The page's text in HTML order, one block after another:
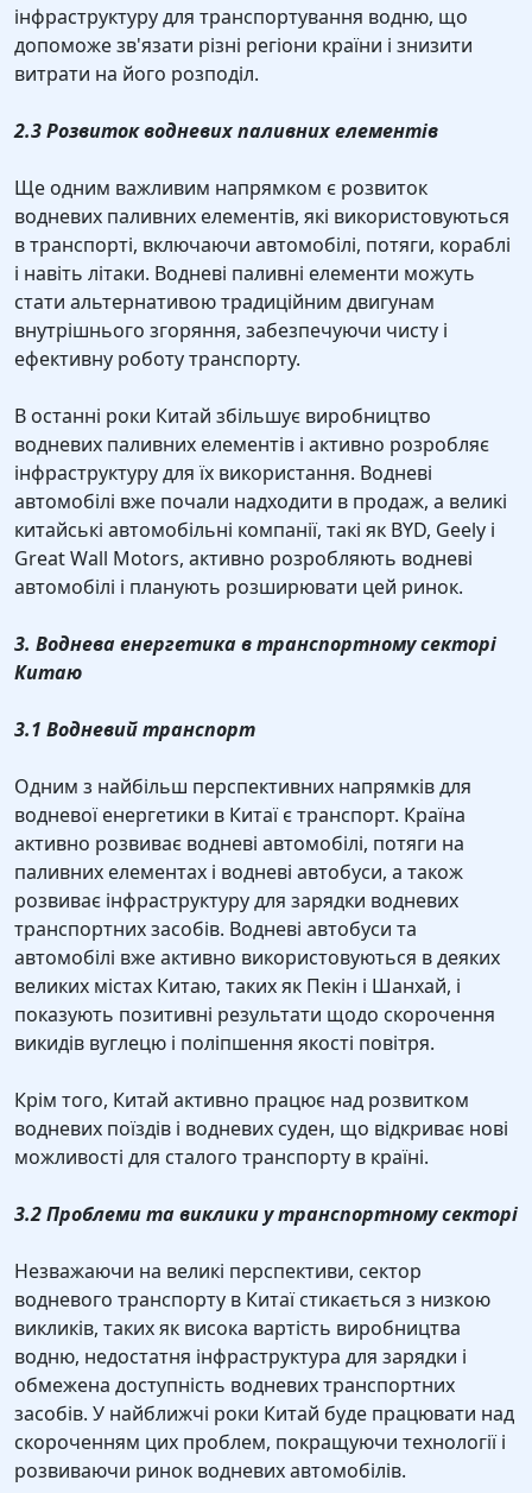
інфраструктуру для транспортування водню, що
допоможе зв'язати різні регіони країни і знизити
витрати на його розподіл.
2.3 Розвиток водневих паливних елементів
Ще одним важливим напрямком є розвиток
водневих паливних елементів, які використовуються
в транспорті, включаючи автомобілі, потяги, кораблі
і навіть літаки. Водневі паливні елементи можуть
стати альтернативою традиційним двигунам
внутрішнього згоряння, забезпечуючи чисту і
ефективну роботу транспорту.
В останні роки Китай збільшує виробництво
водневих паливних елементів і активно розробляє
інфраструктуру для їх використання. Водневі
автомобілі вже почали надходити в продаж, а великі
китайські автомобільні компанії, такі як BYD, Geely і
Great Wall Motors, активно розробляють водневі
автомобілі і планують розширювати цей ринок.
3. Воднева енергетика в транспортному секторі
Китаю
3.1 Водневий транспорт
Одним з найбільш перспективних напрямків для
водневої енергетики в Китаї є транспорт. Країна
активно розвиває водневі автомобілі, потяги на
паливних елементах і водневі автобуси, а також
розвиває інфраструктуру для зарядки водневих
транспортних засобів. Водневі автобуси та
автомобілі вже активно використовуються в деяких
великих містах Китаю, таких як Пекін і Шанхай, і
показують позитивні результати щодо скорочення
викидів вуглецю і поліпшення якості повітря.
Крім того, Китай активно працює над розвитком
водневих поїздів і водневих суден, що відкриває нові
можливості для сталого транспорту в країні.
3.2 Проблеми та виклики у транспортному секторі
Незважаючи на великі перспективи, сектор
водневого транспорту в Китаї стикається з низкою
викликів, таких як висока вартість виробництва
водню, недостатня інфраструктура для зарядки і
обмежена доступність водневих транспортних
засобів. У найближчі роки Китай буде працювати над
скороченням цих проблем, покращуючи технології і
розвиваючи ринок водневих автомобілів.